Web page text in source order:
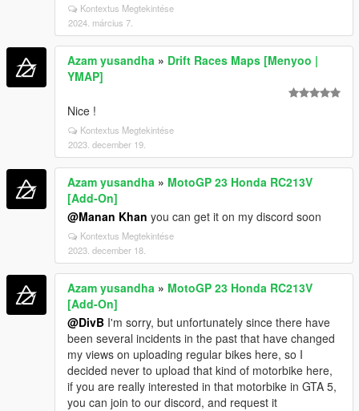
Kontextus Megtekintése
2024. március 7.
Azam yusandha » Drift Races Maps [Menyoo |
YMAP]
Nice !
Kontextus Megtekintése
2023. december 19.
Azam yusandha » MotoGP 23 Honda RC213V
[Add-On]
@Manan Khan you can get it on my discord soon
Kontextus Megtekintése
2023. december 18.
Azam yusandha » MotoGP 23 Honda RC213V
[Add-On]
@DivB I'm sorry, but unfortunately since there have
been several incidents in the past that have changed
my views on uploading regular bikes here, so I
decided never to upload that kind of motorbike here,
if you are really interested in that motorbike in GTA 5,
you can join to our discord, and request it